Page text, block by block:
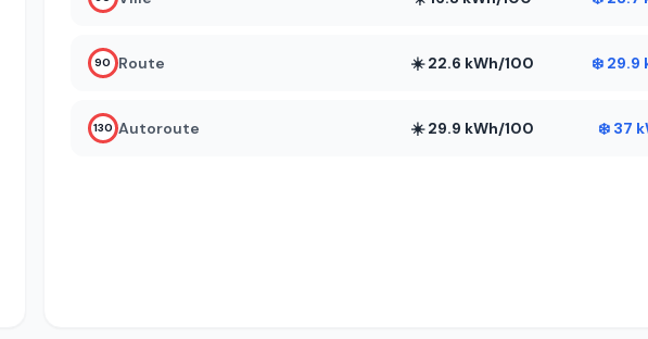
90 Route ☀️ 22.6 kWh/100 ❄️ 29.9
130 Autoroute ☀️ 29.9 kWh/100 ❄️ 37